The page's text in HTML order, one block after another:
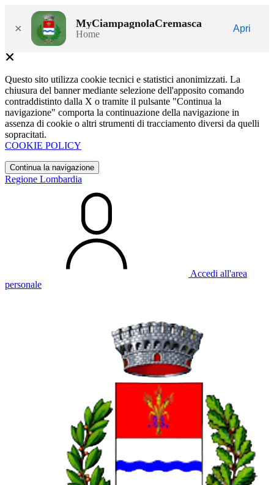
× MyCiampagnolaCremasca
Home
Apri
Questo sito utilizza cookie tecnici e statistici anonimizzati. La
chiusura del banner mediante selezione dell'apposito comando
contraddistinto dalla X o tramite il pulsante "Continua la
navigazione" comporta la continuazione della navigazione in
assenza di cookie o altri strumenti di tracciamento diversi da quelli
sopracitati.
COOKIE POLICY
Continua la navigazione
Regione Lombardia
Accedi all'area
personale